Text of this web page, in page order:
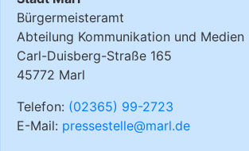
Bürgermeisteramt
Abteilung Kommunikation und Medien
Carl-Duisberg-Straße 165
45772 Marl
Telefon: (02365) 99-2723
E-Mail: pressestelle@marl.de